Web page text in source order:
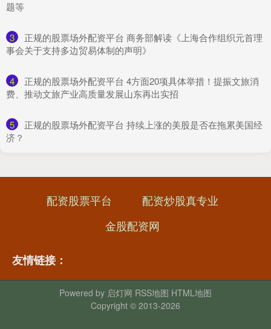
题等
3
​正规的股票场外配资平台 商务部解读《上海合作组织元首理
事会关于支持多边贸易体制的声明》
4
​正规的股票场外配资平台 4方面20项具体举措！提振文旅消
费、推动文旅产业高质量发展山东再出实招
5
​正规的股票场外配资平台 持续上涨的美股是否在拖累美国经
济？
配资股票平台
配资炒股真专业
金股配资网
友情链接：
Powered by 启灯网 RSS地图 HTML地图
Copyright © 2013-2026